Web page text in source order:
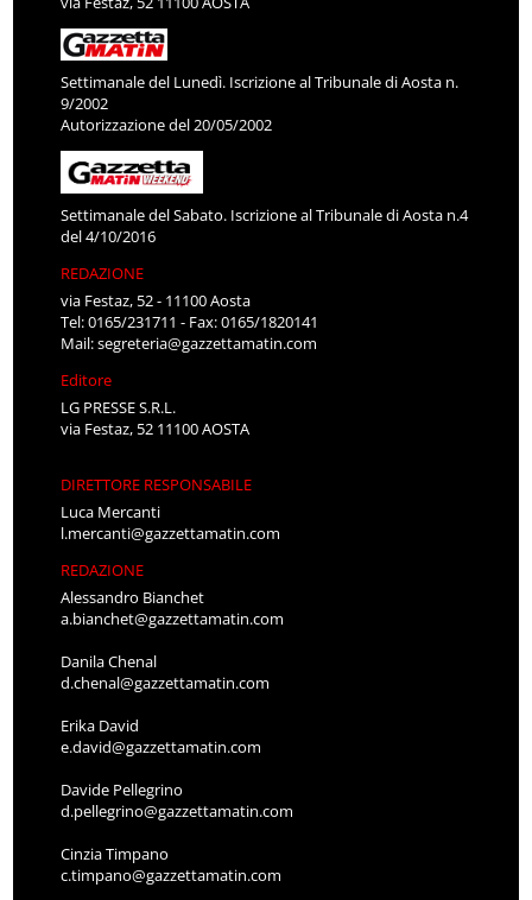
Settimanale del Lunedì. Iscrizione al Tribunale di Aosta n.
9/2002
Autorizzazione del 20/05/2002
Settimanale del Sabato. Iscrizione al Tribunale di Aosta n.4
del 4/10/2016
REDAZIONE
via Festaz, 52 - 11100 Aosta
Tel: 0165/231711 - Fax: 0165/1820141
Mail:segreteria@gazzettamatin.com
Editore
LG PRESSE S.R.L.
via Festaz, 52 11100 AOSTA
DIRETTORE RESPONSABILE
Luca Mercanti
l.mercanti@gazzettamatin.com
REDAZIONE
Alessandro Bianchet
a.bianchet@gazzettamatin.com
Danila Chenal
d.chenal@gazzettamatin.com
Erika David
e.david@gazzettamatin.com
Davide Pellegrino
d.pellegrino@gazzettamatin.com
Cinzia Timpano
c.timpano@gazzettamatin.com